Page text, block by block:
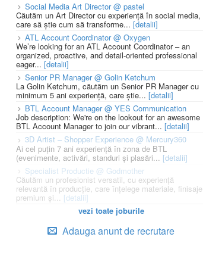
Social Media Art Director @ pastel
Căutăm un Art Director cu experiență în social media,
care să știe cum să transforme... [detalii]
ATL Account Coordinator @ Oxygen
We’re looking for an ATL Account Coordinator – an
organized, proactive, and detail-oriented professional
eager... [detalii]
Senior PR Manager @ Golin Ketchum
La Golin Ketchum, căutăm un Senior PR Manager cu
minimum 5 ani experiență, care știe... [detalii]
BTL Account Manager @ YES Communication
Job description: We're on the lookout for an awesome
BTL Account Manager to join our vibrant... [detalii]
3D Artist – Shopper Experience @ Mercury360
Ai cel puțin 7 ani experiență în zona de BTL
(evenimente, activări, standuri și plasări... [detalii]
Specialist Productie @ Godmother
Căutăm un profesionist versatil, cu experiență
relevantă în producție, care înțelege materiale, finisaje
premium și... [detalii]
vezi toate joburile
Adauga anunt de recrutare